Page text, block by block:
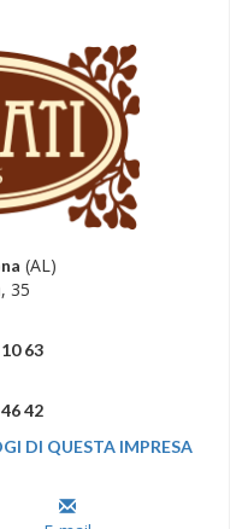
(AL)
35
63
42
DI QUESTA IMPRESA